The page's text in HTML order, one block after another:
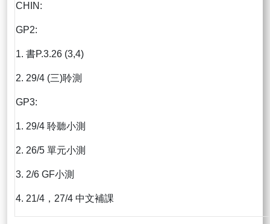
CHIN:
GP2:
1. 書P.3.26 (3,4)
2. 29/4 (三)聆測
GP3:
1. 29/4 聆聽小測
2. 26/5 單元小測
3. 2/6 GF小測
4. 21/4，27/4 中文補課